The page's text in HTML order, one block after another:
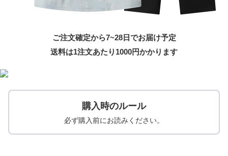
ご注文確定から7~28日でお届け予定
送料は1注文あたり 1000円かかります
購入時のルール
必ず購入前にお読みください。